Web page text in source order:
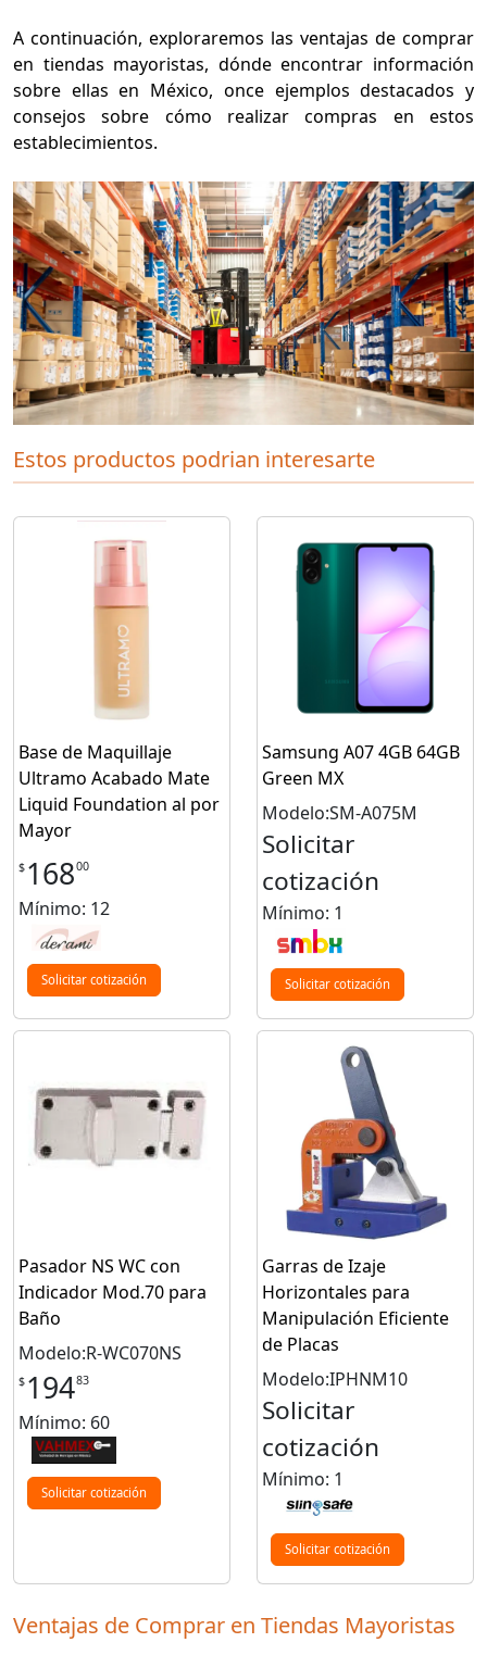
A continuación, exploraremos las ventajas de comprar
en tiendas mayoristas, dónde encontrar información
sobre ellas en México, once ejemplos destacados y
consejos sobre cómo realizar compras en estos
establecimientos.
Estos productos podrian interesarte
Base de Maquillaje
Ultramo Acabado Mate
Liquid Foundation al por
Mayor
$ 16800
Mínimo: 12
Solicitar cotización
Samsung A07 4GB 64GB
Green MX
Modelo:SM-A075M
Solicitar
cotización
Mínimo: 1
Solicitar cotización
Pasador NS WC con
Indicador Mod.70 para
Baño
Modelo:R-WC070NS
$ 19483
Mínimo: 60
Solicitar cotización
Garras de Izaje
Horizontales para
Manipulación Eficiente
de Placas
Modelo:IPHNM10
Solicitar
cotización
Mínimo: 1
Solicitar cotización
Ventajas de Comprar en Tiendas Mayoristas